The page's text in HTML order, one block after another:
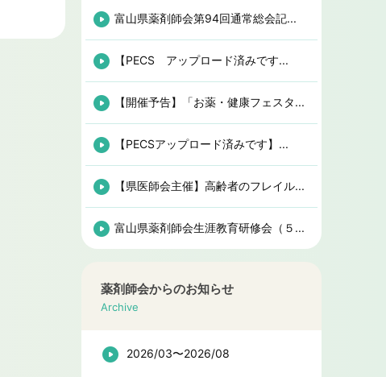
富山県薬剤師会第94回通常総会記...
【PECS アップロード済みです...
【開催予告】「お薬・健康フェスタ...
【PECSアップロード済みです】...
【県医師会主催】高齢者のフレイル...
富山県薬剤師会生涯教育研修会（５...
薬剤師会からのお知らせ
Archive
2026/03〜2026/08